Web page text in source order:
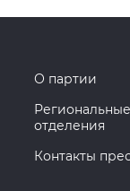
О партии
Региональные
отделения
Контакты